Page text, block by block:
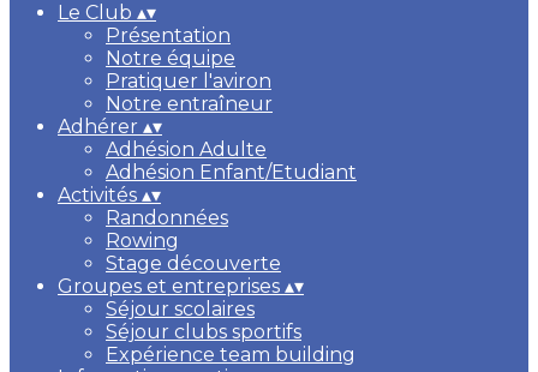
Le Club ▴▾
Présentation
Notre équipe
Pratiquer l'aviron
Notre entraîneur
Adhérer ▴▾
Adhésion Adulte
Adhésion Enfant/Etudiant
Activités ▴▾
Randonnées
Rowing
Stage découverte
Groupes et entreprises ▴▾
Séjour scolaires
Séjour clubs sportifs
Expérience team building